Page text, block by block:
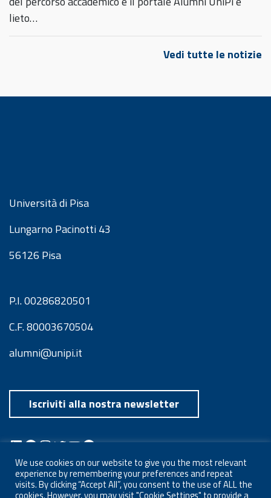
lieto…
Vedi tutte le notizie
Università di Pisa
Lungarno Pacinotti 43
56126 Pisa
P.I. 00286820501
C.F. 80003670504
alumni@unipi.it
Iscriviti alla nostra newsletter
LinkedIn Facebook InstagramTwitter YouTube Spotify Telegram
We use cookies on our website to give you the most relevant
experience by remembering your preferences and repeat
visits. By clicking “Accept All”, you consent to the use of ALL the